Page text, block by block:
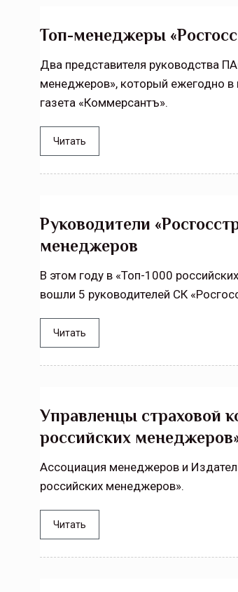
Топ-менеджеры
Два представителя руководства
менеджеров», который ежегодно
газета «Коммерсантъ».
Читать
Руководители
менеджеров
В этом году в «Топ-1000
вошли 5 руководителей СК
Читать
Управленцы страховой
российских
Ассоциация менеджеров и
российских менеджеров».
Читать